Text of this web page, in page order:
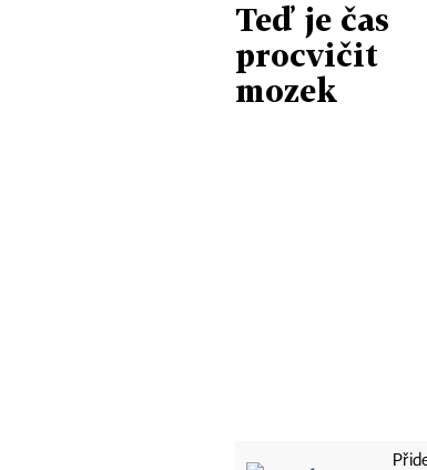
Teď je čas
procvičit
mozek